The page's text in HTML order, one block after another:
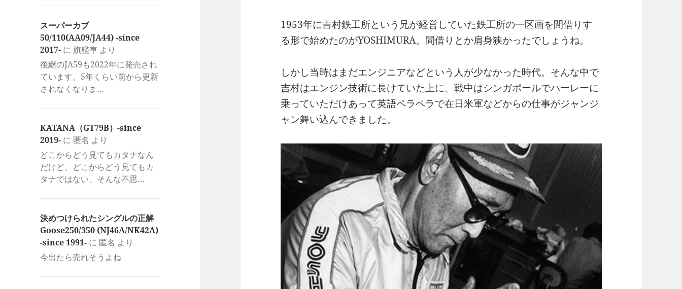
スーパーカブ
50/110(AA09/JA44) -since
2017- に旗艦車 より
後継のJA59も2022年に発売され
ています。5年くらい前から更新
されなくなりま…
KATANA（GT79B）-since
2019- に 匿名 より
どこからどう見てもカタナなん
だけど、どこからどう見てもカ
タナではない、そんな不思…
決めつけられたシングルの正解
Goose250/350 (NJ46A/NK42A)
-since 1991- に 匿名 より
今出たら売れそうよね
1953年に吉村鉄工所という兄が経営していた鉄工所の一区画を間借りす
る形で始めたのがYOSHIMURA。間借りとか肩身狭かったでしょうね。
しかし当時はまだエンジニアなどという人が少なかった時代。そんな中で
吉村はエンジン技術に長けていた上に、戦中はシンガポールでハーレーに
乗っていただけあって英語ペラペラで在日米軍などからの仕事がジャンジ
ャン舞い込んできました。